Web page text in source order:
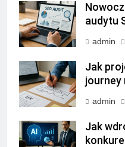
audytu
admin
Jak
journey
admin
Jak